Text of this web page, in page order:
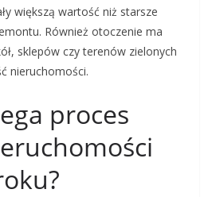
większą wartość niż starsze
Również otoczenie ma
sklepów czy terenów zielonych
nieruchomości.
proces